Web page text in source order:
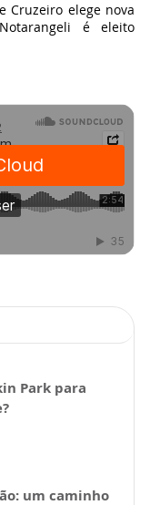
Cruzeiro elege nova
é eleito
Park para
um caminho